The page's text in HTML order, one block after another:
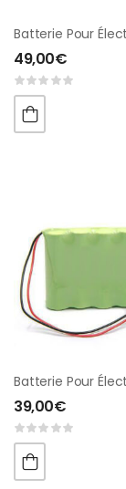
49,00€
39,00€